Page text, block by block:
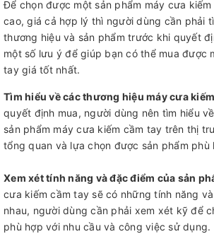
Để chọn được một sản phẩm máy cưa
cao, giá cả hợp lý thì người dùng cần phải
thương hiệu và sản phẩm trước khi quyết
một số lưu ý để giúp bạn có thể mua được
tay giá tốt nhất.
Tìm hiểu về các thương hiệu máy cưa
quyết định mua, người dùng nên tìm hiểu
sản phẩm máy cưa kiếm cầm tay trên thị
tổng quan và lựa chọn được sản phẩm phù
Xem xét tính năng và đặc điểm của sản
cưa kiếm cầm tay sẽ có những tính năng
nhau, người dùng cần phải xem xét kỹ để
phù hợp với nhu cầu và công việc sử dụng.